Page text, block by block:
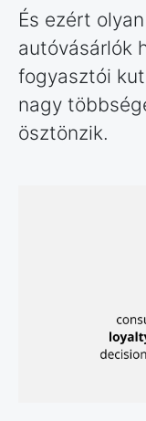
És ezért
autóvásárlók
fogyasztói
nagy
ösztönzik.